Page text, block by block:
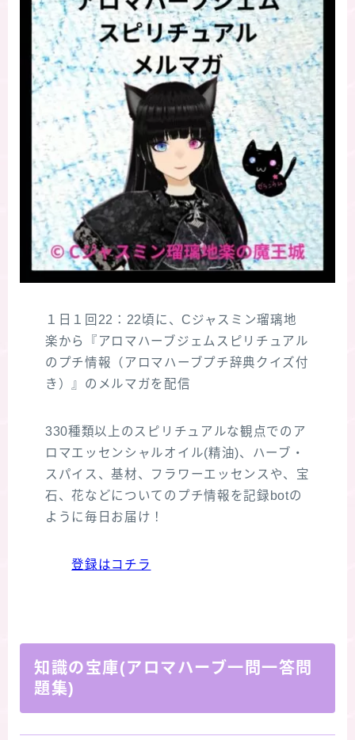
１日１回22：22頃に、Cジャスミン瑠璃地
楽から『アロマハーブジェムスピリチュアル
のプチ情報（アロマハーブプチ辞典クイズ付
き）』のメルマガを配信
330種類以上のスピリチュアルな観点でのア
ロマエッセンシャルオイル(精油)、ハーブ・
スパイス、基材、フラワーエッセンスや、宝
石、花などについてのプチ情報を記録botの
ように毎日お届け！
登録はコチラ
知識の宝庫(アロマハーブ一問一答問
題集)